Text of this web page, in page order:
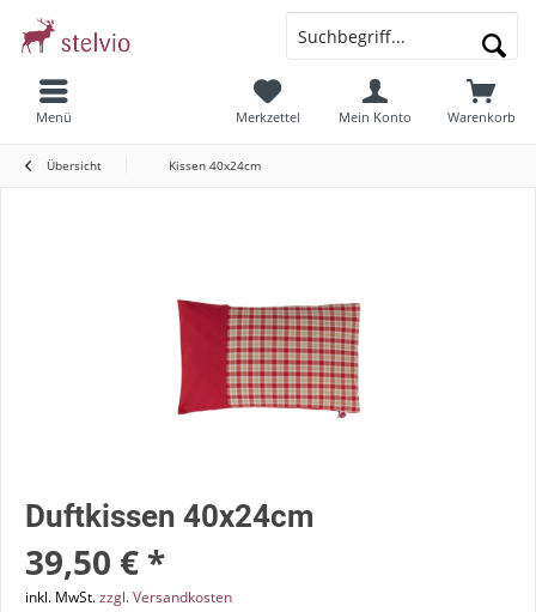
Menü Warenkorb
Merkzettel Mein Konto
Übersicht Kissen 40x24cm
Duftkissen 40x24cm
39,50 € *
inkl. MwSt.zzgl. Versandkosten